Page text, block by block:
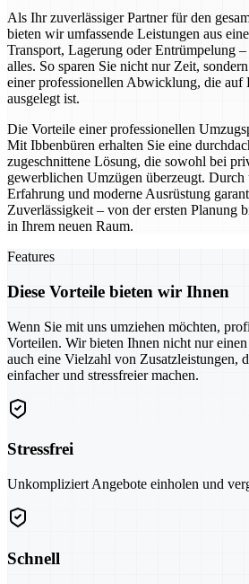
Als Ihr zuverlässiger Partner für den
bieten wir umfassende Leistungen aus
Transport, Lagerung oder Entrümpelung
alles. So sparen Sie nicht nur Zeit,
einer professionellen Abwicklung, die
ausgelegt ist.
Die Vorteile einer professionellen
Mit Ibbenbüren erhalten Sie eine
zugeschnittene Lösung, die sowohl bei
gewerblichen Umzügen überzeugt. Durch
Erfahrung und moderne Ausrüstung
Zuverlässigkeit – von der ersten Planung
in Ihrem neuen Raum.
Features
Diese Vorteile bieten wir Ihnen
Wenn Sie mit uns umziehen möchten,
Vorteilen. Wir bieten Ihnen nicht nur
auch eine Vielzahl von Zusatzleistungen,
einfacher und stressfreier machen.
Stressfrei
Unkompliziert Angebote einholen und
Schnell